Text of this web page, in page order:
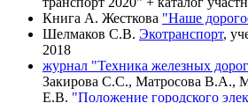
Книга А. Жесткова "Наше
Шелмаков С.В. Экотранспорт,
2018
журнал "Техника железных
Закирова С.С., Матросова В.А.,
Е.В. "Положение городского